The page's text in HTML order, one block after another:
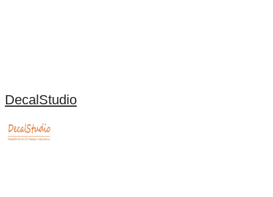
DecalStudio